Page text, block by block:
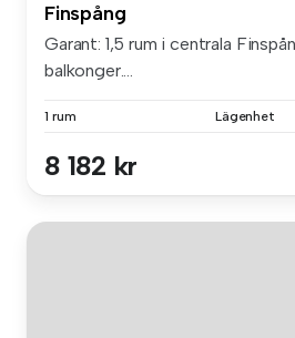
Finspång
Garant: 1,5 rum i centrala
balkonger....
1 rum Lägenhet
8 182 kr